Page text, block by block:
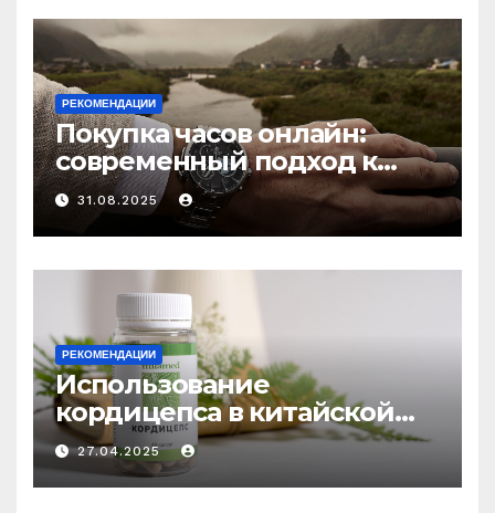
РЕКОМЕНДАЦИИ
Покупка часов онлайн:
современный подход к
выбору аксессуаров
31.08.2025
РЕКОМЕНДАЦИИ
Использование
кордицепса в китайской
медицине: природное
средство против усталости
и истощения
27.04.2025